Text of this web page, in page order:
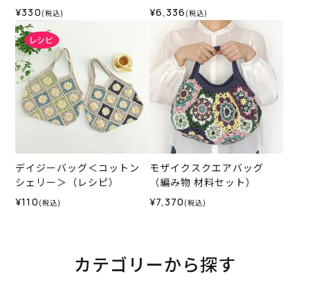
¥330 (税込) ¥6,336 (税込)
デイジーバッグ＜コットン
シェリー＞（レシピ）
¥110 (税込)
モザイクスクエアバッグ
（編み物 材料セット）
¥7,370 (税込)
カテゴリーから探す